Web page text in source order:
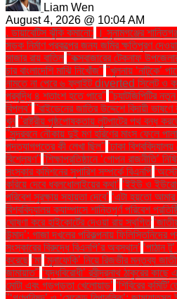
Liam Wen
August 4, 2026 @ 10:04 AM
. ডায়াবেটিস ঝুঁকি কমানো:
। সুনামগঞ্জের
সড়ক নির্মাণ প্রকল্পের জন্য জমির ক্ষতিপূরণ
সাজার রায় বাতিল ''কক্সবাজারের টেকনাফ
চার বাংলাদেশি মাঝি নিখোঁজ'' ''খুলনায় ‘নাটুকে’
নামতে না পেরে ৬ ফ্লাইট diverted সিলেট ও
প্রবৃদ্ধি ৪ শতাংশ হতে পারে'' ''চ্যাটজিপিটির
বিপ্লব'' ''বাইডেনের জাতির উদ্দেশে বিদায়ী
খুন ''রাষ্ট্রীয় পৃষ্ঠপোষকতায় লুটপাটের পথ বন্ধ
''সুন্দরবনে নৌকায় দুই মণ হরিণের মাংস ফেলে
পদত্যাগপত্রে কী লেখা ছিল'' 'ঢাকা
বিশ্লেষণ'' 'শিক্ষাপ্রতিষ্ঠানে ‘গোপন রাজনীতি’
সংস্কার কমিশনের সুপারিশ সম্পর্কে বিএনপি
করিয়ে দেবে ধবলধোলাইয়ের কথা’ ‘ইইউ ও
পরিবেশ সুরক্ষায় সহায়তা দেবে’ ‘এটা হয়তো আমার
বিশ্ববিদ্যালয় ক্যাম্পাসে শান্তিপূর্ণ পরিবেশ
ঘোষণা করে হাইকোর্টের দেওয়া রায় স্থগিত
উন্মাদ’: গাজা দখলের পরিকল্পনায় ফিলিস্তিনিদের
সংস্কারের বিরুদ্ধে বিএনপি’র অবস্থান’ ‘পাঠান
করেছে ‘মা ‘মুনাফেকি’ নিয়ে রিজভীর মন্তব্য
জামায়াত" ‘যুদ্ধবিরোধী’ রবীন্দ্রনাথ ঠাকুরের
মোটা এবং গড়পড়তা খেলোয়াড়’ ‘শিবিরের